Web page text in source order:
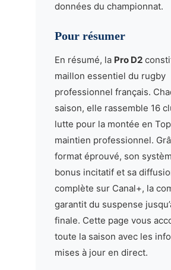
données du championnat.
Pour résumer
En résumé, la Pro D2
maillon essentiel du rugby
professionnel français.
saison, elle rassemble 16
lutte pour la montée en
maintien professionnel.
format éprouvé, son
bonus incitatif et sa
complète sur Canal+, la
garantit du suspense
finale. Cette page vous
toute la saison avec les
mises à jour en direct.